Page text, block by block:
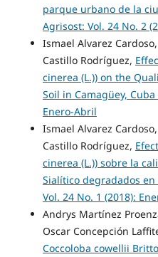
parque urbano de la
Agrisost: Vol. 24 No. 2
Ismael Alvarez
Castillo Rodríguez,
cinerea (L.)) on the
Soil in Camagüey, Cuba
Enero-Abril
Ismael Alvarez
Castillo Rodríguez,
cinerea (L.)) sobre la
Sialítico degradados en
Vol. 24 No. 1 (2018):
Andrys Martínez
Oscar Concepción
Coccoloba cowellii